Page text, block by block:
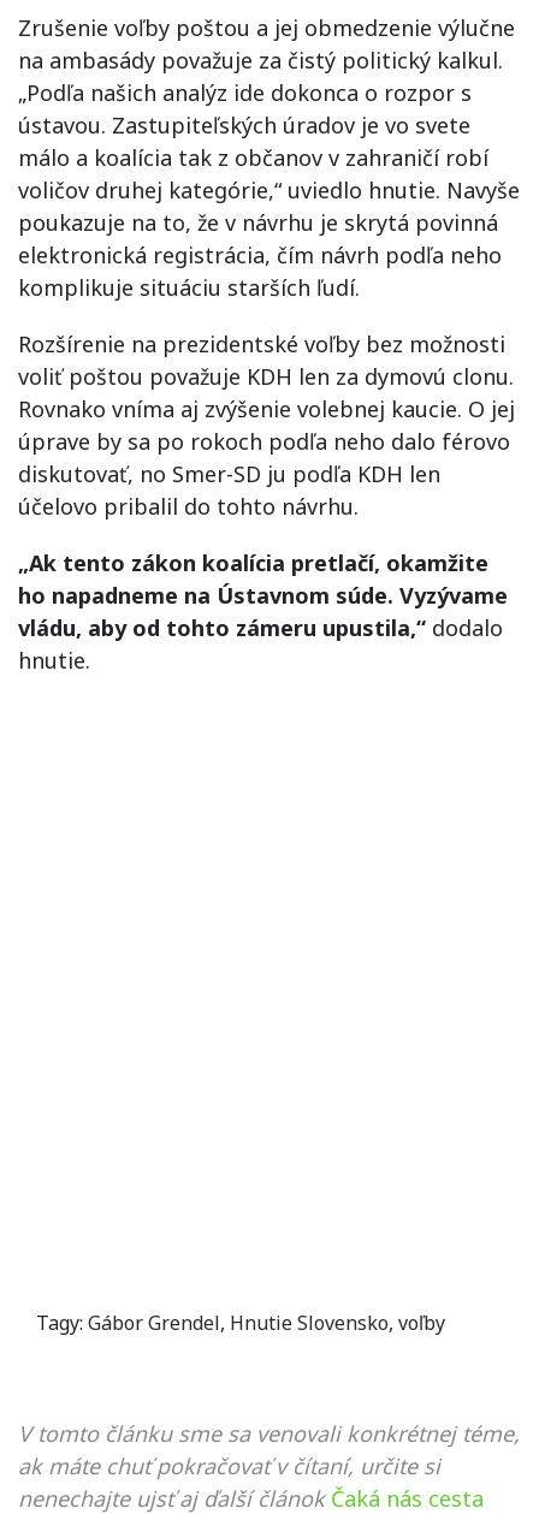
Zrušenie voľby poštou a jej obmedzenie výlučne
na ambasády považuje za čistý politický kalkul.
„Podľa našich analýz ide dokonca o rozpor s
ústavou. Zastupiteľských úradov je vo svete
málo a koalícia tak z občanov v zahraničí robí
voličov druhej kategórie,“ uviedlo hnutie. Navyše
poukazuje na to, že v návrhu je skrytá povinná
elektronická registrácia, čím návrh podľa neho
komplikuje situáciu starších ľudí.
Rozšírenie na prezidentské voľby bez možnosti
voliť poštou považuje KDH len za dymovú clonu.
Rovnako vníma aj zvýšenie volebnej kaucie. O jej
úprave by sa po rokoch podľa neho dalo férovo
diskutovať, no Smer-SD ju podľa KDH len
účelovo pribalil do tohto návrhu.
„Ak tento zákon koalícia pretlačí, okamžite
ho napadneme na Ústavnom súde. Vyzývame
vládu, aby od tohto zámeru upustila,“ dodalo
hnutie.
Tagy: Gábor Grendel, Hnutie Slovensko, voľby
V tomto článku sme sa venovali konkrétnej téme,
ak máte chuť pokračovať v čítaní, určite si
nenechajte ujsť aj ďalší článok Čaká nás cesta